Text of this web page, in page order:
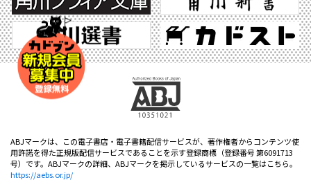
ABJマークは、この電子書店・電子書籍配信サービスが、著作権者からコンテンツ使
用許諾を得た正規版配信サービスであることを示す登録商標（登録番号 第6091713
号）です。ABJマークの詳細、ABJマークを掲示しているサービスの一覧はこちら。
https://aebs.or.jp/